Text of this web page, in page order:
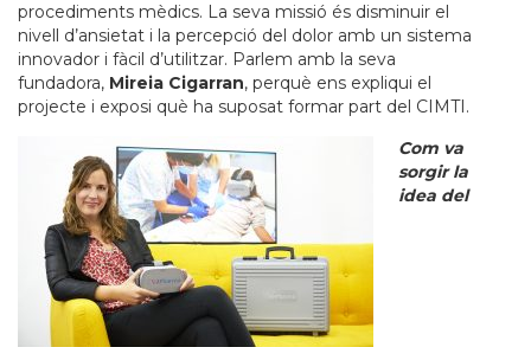
procediments mèdics. La seva missió és disminuir el
nivell d’ansietat i la percepció del dolor amb un sistema
innovador i fàcil d’utilitzar. Parlem amb la seva
fundadora, Mireia Cigarran, perquè ens expliqui el
projecte i exposi què ha suposat formar part del CIMTI.
Com va
sorgir la
idea del